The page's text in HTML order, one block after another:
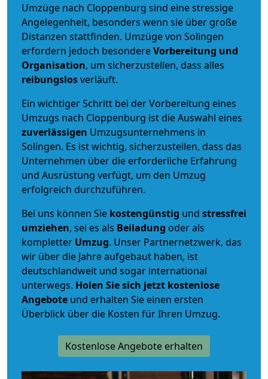
Umzüge nach Cloppenburg sind eine stressige
Angelegenheit, besonders wenn sie über große
Distanzen stattfinden. Umzüge von Solingen
erfordern jedoch besondereVorbereitung und
Organisation, um sicherzustellen, dass alles
reibungslosverläuft.
Ein wichtiger Schritt bei der Vorbereitung eines
Umzugs nach Cloppenburg ist die Auswahl eines
zuverlässigen Umzugsunternehmens in
Solingen. Es ist wichtig, sicherzustellen, dass das
Unternehmen über die erforderliche Erfahrung
und Ausrüstung verfügt, um den Umzug
erfolgreich durchzuführen.
Bei uns können Sie kostengünstig und stressfrei
umziehen, sei es als Beiladung oder als
kompletter Umzug. Unser Partnernetzwerk, das
wir über die Jahre aufgebaut haben, ist
deutschlandweit und sogar international
unterwegs. Holen Sie sich jetzt kostenlose
Angebote und erhalten Sie einen ersten
Überblick über die Kosten für Ihren Umzug.
Kostenlose Angebote erhalten